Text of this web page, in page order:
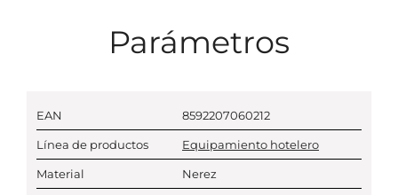
Parámetros
EAN 8592207060212
Línea de productos Equipamiento hotelero
Material Nerez